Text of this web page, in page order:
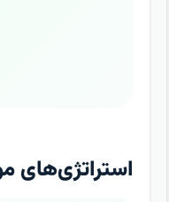
استراتژی‌های